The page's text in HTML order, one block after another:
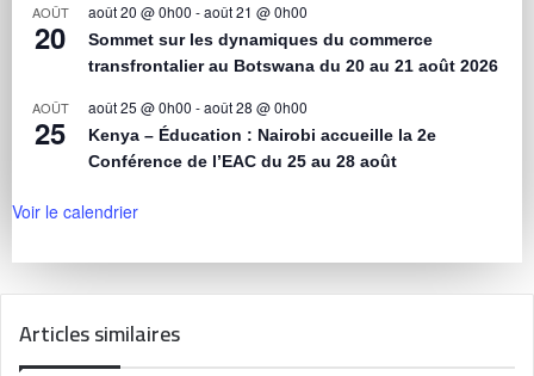
AOÛT
20
août 20 @ 0h00 -août 21 @ 0h00
Sommet sur les dynamiques du commerce
transfrontalier au Botswana du 20 au 21 août 2026
AOÛT
25
août 25 @ 0h00 -août 28 @ 0h00
Kenya – Éducation : Nairobi accueille la 2e
Conférence de l’EAC du 25 au 28 août
Voir le calendrier
Articles similaires